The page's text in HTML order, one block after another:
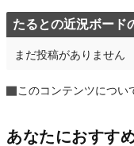
たるとの近況ボード
まだ投稿がありません
このコンテンツについ
あなたにおすす